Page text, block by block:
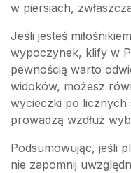
w piersiach,
Jeśli jesteś
wypoczynek, klify w
pewnością warto
widoków, możesz
wycieczki po
prowadzą wzdłuż
Podsumowując, jeśli
nie zapomnij